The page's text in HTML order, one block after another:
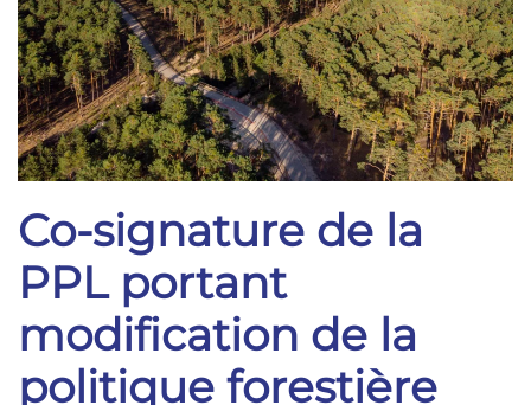
Co-signature de la
PPL portant
modification de la
politique forestière